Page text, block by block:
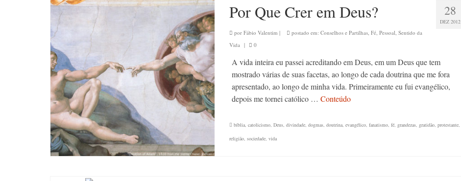
28
DEZ 2012
Por Que Crer em Deus?
por Fábio Valentim | postado em: Conselhos e Partilhas, Fé, Pessoal, Sentido da
Vida | 0
A vida inteira eu passei acreditando em Deus, em um Deus que tem
mostrado várias de suas facetas, ao longo de cada doutrina que me fora
apresentado, ao longo de minha vida. Primeiramente eu fui evangélico,
depois me tornei católico … Conteúdo
bíblia, catolicismo, Deus, divindade, dogmas, doutrina, evangélico, fanatismo, fé, grandezas, gratidão, protestante,
religião, sociedade, vida